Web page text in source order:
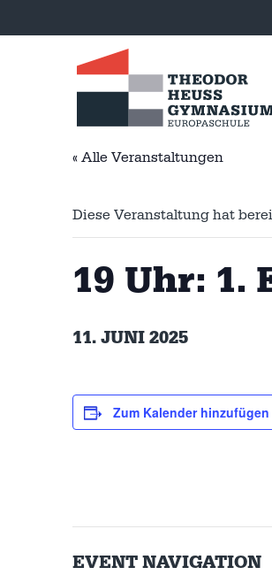
« Alle Veranstaltungen
Diese Veranstaltung hat
19 Uhr: 1.
11. JUNI 2025
Zum Kalender hinzufügen
EVENT NAVIGATION